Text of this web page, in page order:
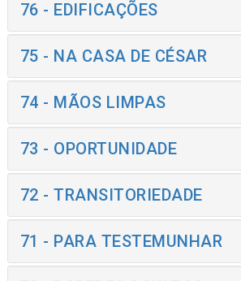
76 - EDIFICAÇÕES
75 - NA CASA DE CÉSAR
74 - MÃOS LIMPAS
73 - OPORTUNIDADE
72 - TRANSITORIEDADE
71 - PARA TESTEMUNHAR